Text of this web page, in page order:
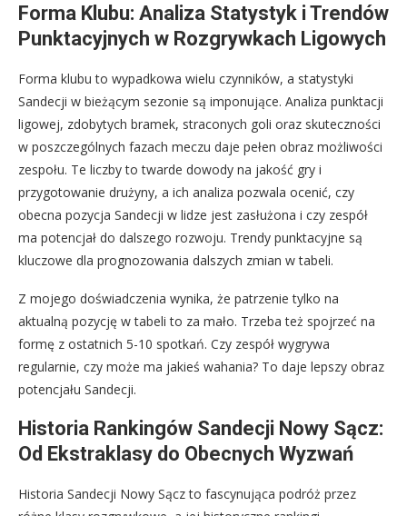
Forma Klubu: Analiza Statystyk i Trendów
Punktacyjnych w Rozgrywkach Ligowych
Forma klubu to wypadkowa wielu czynników, a statystyki
Sandecji w bieżącym sezonie są imponujące. Analiza punktacji
ligowej, zdobytych bramek, straconych goli oraz skuteczności
w poszczególnych fazach meczu daje pełen obraz możliwości
zespołu. Te liczby to twarde dowody na jakość gry i
przygotowanie drużyny, a ich analiza pozwala ocenić, czy
obecna pozycja Sandecji w lidze jest zasłużona i czy zespół
ma potencjał do dalszego rozwoju. Trendy punktacyjne są
kluczowe dla prognozowania dalszych zmian w tabeli.
Z mojego doświadczenia wynika, że patrzenie tylko na
aktualną pozycję w tabeli to za mało. Trzeba też spojrzeć na
formę z ostatnich 5-10 spotkań. Czy zespół wygrywa
regularnie, czy może ma jakieś wahania? To daje lepszy obraz
potencjału Sandecji.
Historia Rankingów Sandecji Nowy Sącz:
Od Ekstraklasy do Obecnych Wyzwań
Historia Sandecji Nowy Sącz to fascynująca podróż przez